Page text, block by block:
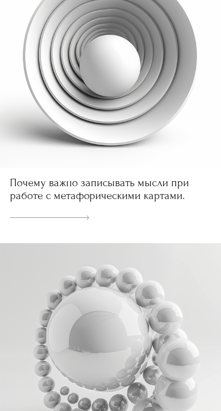
Почему важно записывать мысли при
работе с метафорическими картами.